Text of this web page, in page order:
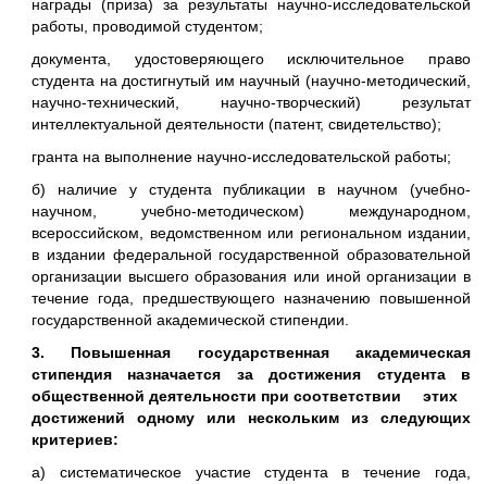
награды (приза) за результаты научно-исследовательской
работы, проводимой студентом;
документа, удостоверяющего исключительное право
студента на достигнутый им научный (научно-методический,
научно-технический, научно-творческий) результат
интеллектуальной деятельности (патент, свидетельство);
гранта на выполнение научно-исследовательской работы;
б) наличие у студента публикации в научном (учебно-
научном, учебно-методическом) международном,
всероссийском, ведомственном или региональном издании,
в издании федеральной государственной образовательной
организации высшего образования или иной организации в
течение года, предшествующего назначению повышенной
государственной академической стипендии.
3. Повышенная государственная академическая
стипендия назначается за достижения студента в
общественной деятельности при соответствии этих
достижений одному или нескольким из следующих
критериев:
а) систематическое участие студента в течение года,